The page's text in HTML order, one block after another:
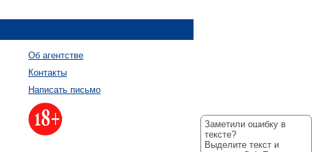
Об агентстве
Контакты
Написать письмо
Заметили ошибку в
тексте?
Выделите текст и